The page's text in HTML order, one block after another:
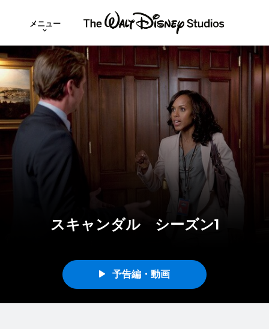
メニュー
スキャンダル シーズン1
予告編・動画